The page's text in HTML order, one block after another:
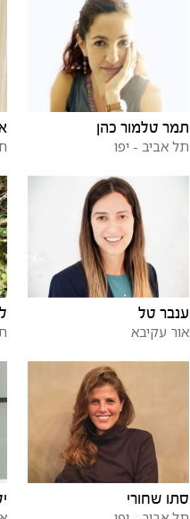
תמר טלמור כהן
תל אביב - יפו
ענבר טל
אור עקיבא
סתו שחורי